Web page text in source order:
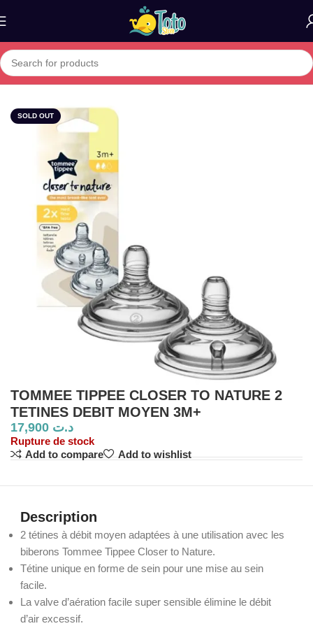
Home»Boutique»TOMMEE TIPPEE CLOSER TO NATURE 2
SOLD OUT
TOMMEE TIPPEE CLOSER TO NATURE 2
TETINES DEBIT MOYEN 3M+
د.ت
Rupture de stock
Add to compare
Add to wishlist
Description
2 tétines à débit moyen adaptées à une utilisation avec les
biberons Tommee Tippee Closer to Nature.
Tétine unique en forme de sein pour une mise au sein
facile.
La valve d’aération facile super sensible élimine le débit
d’air excessif.